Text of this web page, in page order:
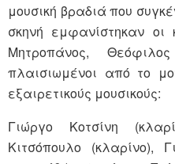
μουσική βραδιά που
σκηνή εμφανίστηκαν οι
Μητροπάνος,
πλαισιωμένοι από το
εξαιρετικούς μουσικούς:
Γιώργο Κοτσίνη
Κιτσόπουλο (κλαρίνο),